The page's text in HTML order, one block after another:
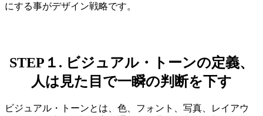
にする事がデザイン戦略です。
STEP１. ビジュアル・トーンの定義、
人は見た目で一瞬の判断を下す
ビジュアル・トーンとは、色、フォント、写真、レイアウ